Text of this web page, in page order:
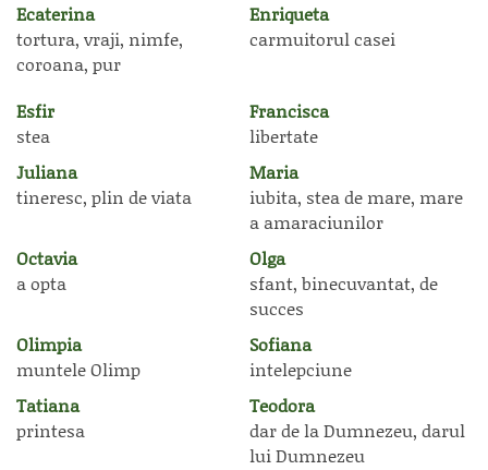
Ecaterina
tortura, vraji, nimfe,
coroana, pur
Enriqueta
carmuitorul casei
Esfir
stea
Francisca
libertate
Juliana
tineresc, plin de viata
Maria
iubita, stea de mare, mare
a amaraciunilor
Octavia
a opta
Olga
sfant, binecuvantat, de
succes
Olimpia
muntele Olimp
Sofiana
intelepciune
Tatiana
printesa
Teodora
dar de la Dumnezeu, darul
lui Dumnezeu